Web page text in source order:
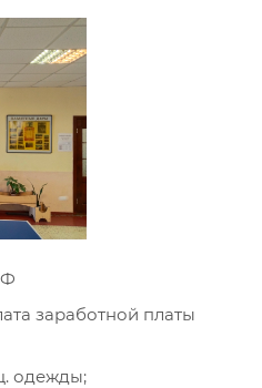
заработной платы
одежды;